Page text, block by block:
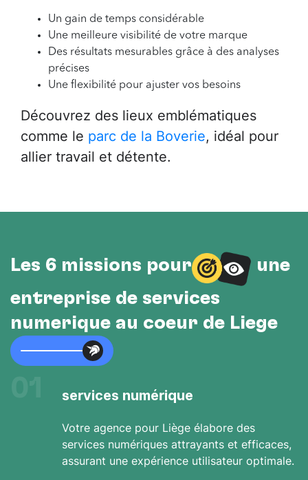
Un gain de temps considérable
Une meilleure visibilité de votre marque
Des résultats mesurables grâce à des analyses
précises
Une flexibilité pour ajuster vos besoins
Découvrez des lieux emblématiques
comme le parc de la Boverie, idéal pour
allier travail et détente.
Les 6 missions pour
une
entreprise de services
numérique au cœur de Liège
services numérique
Votre agence pour Liège élabore des
services numériques attrayants et efficaces,
assurant une expérience utilisateur optimale.